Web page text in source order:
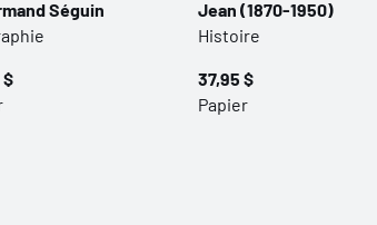
Séguin
Jean (1870-1950)
Histoire
37,95 $
Papier